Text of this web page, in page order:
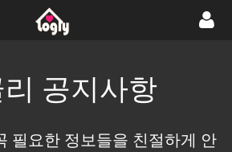
공지사항
필요한 정보들을 친절하게 안